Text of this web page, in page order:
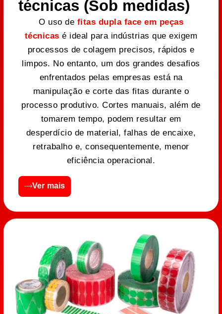
técnicas (Sob medidas)
O uso de fitas dupla face em peças
técnicas é ideal para indústrias que exigem
processos de colagem precisos, rápidos e
limpos. No entanto, um dos grandes desafios
enfrentados pelas empresas está na
manipulação e corte das fitas durante o
processo produtivo. Cortes manuais, além de
tomarem tempo, podem resultar em
desperdício de material, falhas de encaixe,
retrabalho e, consequentemente, menor
eficiência operacional.
Ver mais